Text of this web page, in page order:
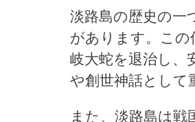
淡路島の歴史の一
があります。こ
岐大蛇を退治し、
や創世神話として
また、淡路島は